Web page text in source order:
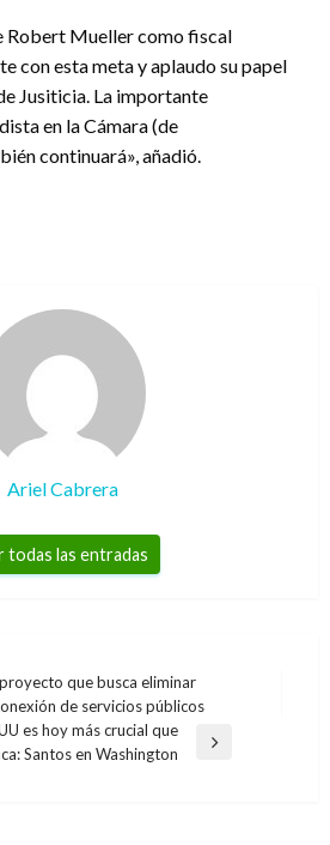
Robert Mueller como fiscal
con esta meta y aplaudo su papel
Jusiticia. La importante
en la Cámara (de
continuará», añadió.
Ariel Cabrera
todas las entradas
que busca eliminar
de servicios públicos
es hoy más crucial que
Santos en Washington